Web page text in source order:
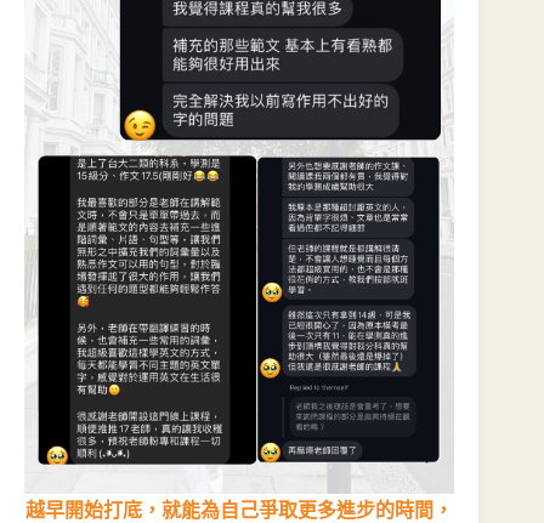
越早開始打底，就能為自己爭取更多進步的時間，